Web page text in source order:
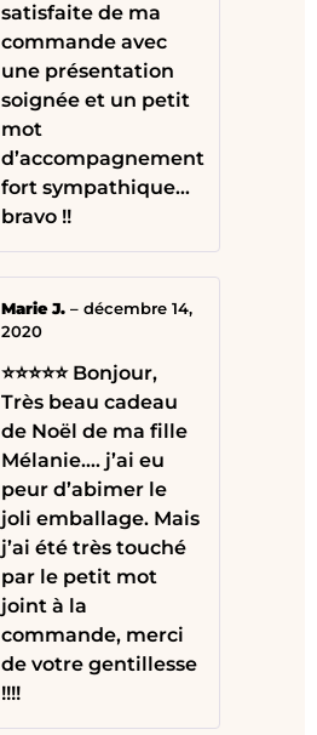
satisfaite de ma
commande avec
une présentation
soignée et un petit
mot
d’accompagnement
fort sympathique…
bravo !!
Marie J. – décembre 14,
2020
⭐⭐⭐⭐⭐ Bonjour,
Très beau cadeau
de Noël de ma fille
Mélanie…. j’ai eu
peur d’abimer le
joli emballage. Mais
j’ai été très touché
par le petit mot
joint à la
commande, merci
de votre gentillesse
!!!!